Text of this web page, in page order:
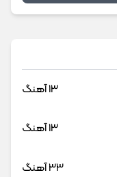
13 آهنگ
13 آهنگ
33 آهنگ